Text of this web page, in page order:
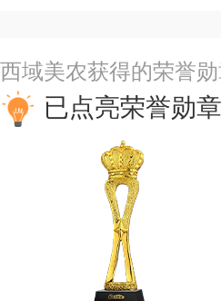
西域美农获得的荣誉
已点亮荣誉勋